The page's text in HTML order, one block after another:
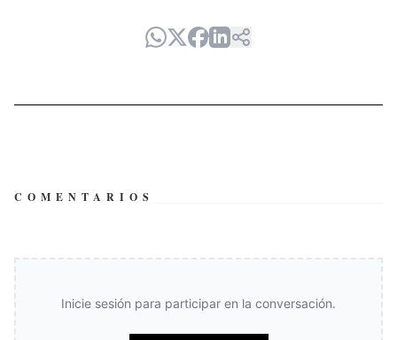
COMENTARIOS
Inicie sesión para participar en la conversación.